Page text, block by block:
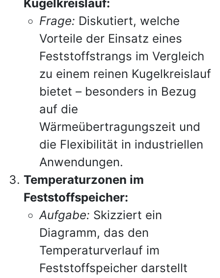
Kugelkreislauf:
Frage: Diskutiert, welche
Vorteile der Einsatz eines
Feststoffstrangs im Vergleich
zu einem reinen Kugelkreislauf
bietet – besonders in Bezug
auf die
Wärmeübertragungszeit und
die Flexibilität in industriellen
Anwendungen.
Temperaturzonen im
Feststoffspeicher:
Aufgabe: Skizziert ein
Diagramm, das den
Temperaturverlauf im
Feststoffspeicher darstellt